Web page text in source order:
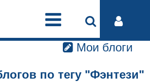
Мои блоги
по тегу "Фэнтези"